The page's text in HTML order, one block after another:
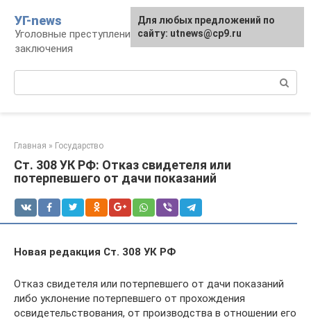
контенту
УГ-news
Уголовные преступления, наказания, места
заключения
Главная » Государство
Ст. 308 УК РФ: Отказ свидетеля или
потерпевшего от дачи показаний
Новая редакция Ст. 308 УК РФ
Отказ свидетеля или потерпевшего от дачи показаний
либо уклонение потерпевшего от прохождения
освидетельствования, от производства в отношении его
Для любых предложений по
сайту: utnews@cp9.ru